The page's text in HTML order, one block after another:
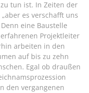
tun ist. In Zeiten der
es verschafft uns
eine Baustelle
Projektleiter
arbeiten in den
auf bis zu zehn
Egal ob draußen
den vergangenen